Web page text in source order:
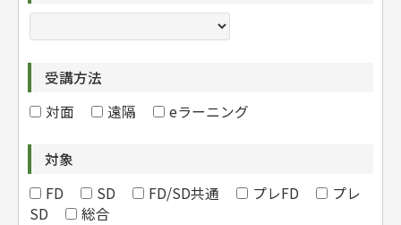
受講方法
対面
遠隔 eラーニング
対象
FD
SD FD/SD共通 プレFD
プレ
SD
総合